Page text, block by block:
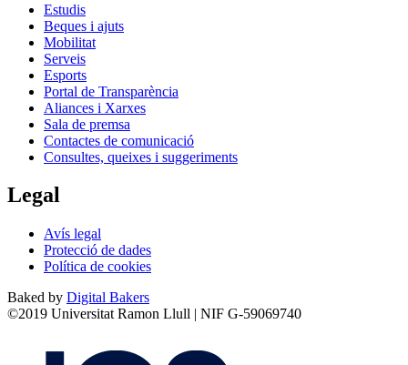
Estudis
Beques i ajuts
Mobilitat
Serveis
Esports
Portal de Transparència
Aliances i Xarxes
Sala de premsa
Contactes de comunicació
Consultes, queixes i suggeriments
Legal
Avís legal
Protecció de dades
Política de cookies
Baked by Digital Bakers
©2019 Universitat Ramon Llull | NIF G-59069740